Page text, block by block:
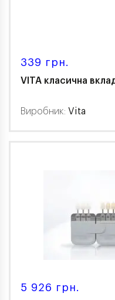
339 грн.
VITA класична
Виробник: Vita
5 926 грн.